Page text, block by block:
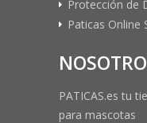
Protección de
Paticas Online
PATICAS.es tu
para mascotas